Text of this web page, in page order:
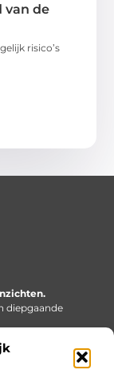
van de
risico’s
diepgaande